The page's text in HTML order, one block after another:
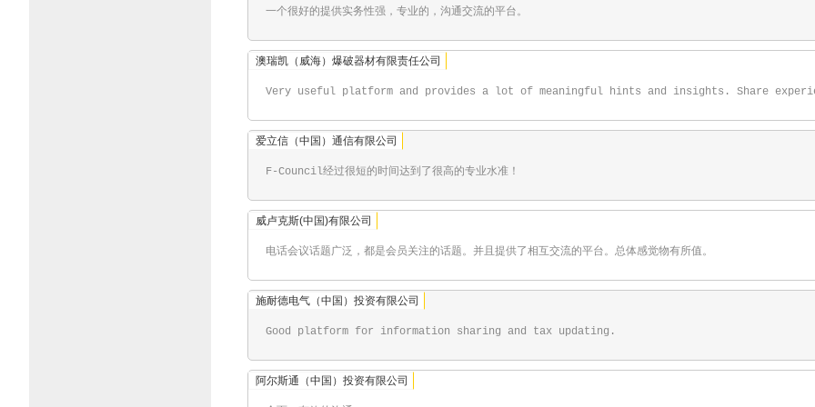
一个很好的提供实务性强，专业的，沟通交流的平台。
澳瑞凯（威海）爆破器材有限责任公司
Very useful platform and provides a lot of meaningful hints and insights. Share
爱立信（中国）通信有限公司
F-Council经过很短的时间达到了很高的专业水准！
威卢克斯(中国)有限公司
电话会议话题广泛，都是会员关注的话题。并且提供了相互交流的平台。总体感觉物有所值。
施耐德电气（中国）投资有限公司
Good platform for information sharing and tax updating.
阿尔斯通（中国）投资有限公司